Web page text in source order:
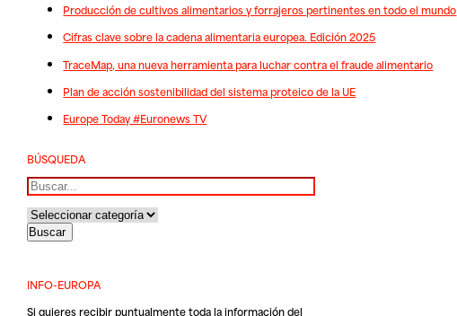
Producción de cultivos alimentarios y forrajeros pertinentes en todo el mundo
Cifras clave sobre la cadena alimentaria europea. Edición 2025
TraceMap, una nueva herramienta para luchar contra el fraude alimentario
Plan de acción sostenibilidad del sistema proteico de la UE
Europe Today #Euronews TV
BÚSQUEDA
Buscar
INFO-EUROPA
Si quieres recibir puntualmente toda la información del